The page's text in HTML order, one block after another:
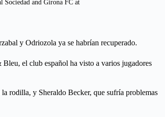
and Girona FC at
y Odriozola ya se habrían recuperado.
el club español ha visto a varios jugadores
rodilla, y Sheraldo Becker, que sufría problemas